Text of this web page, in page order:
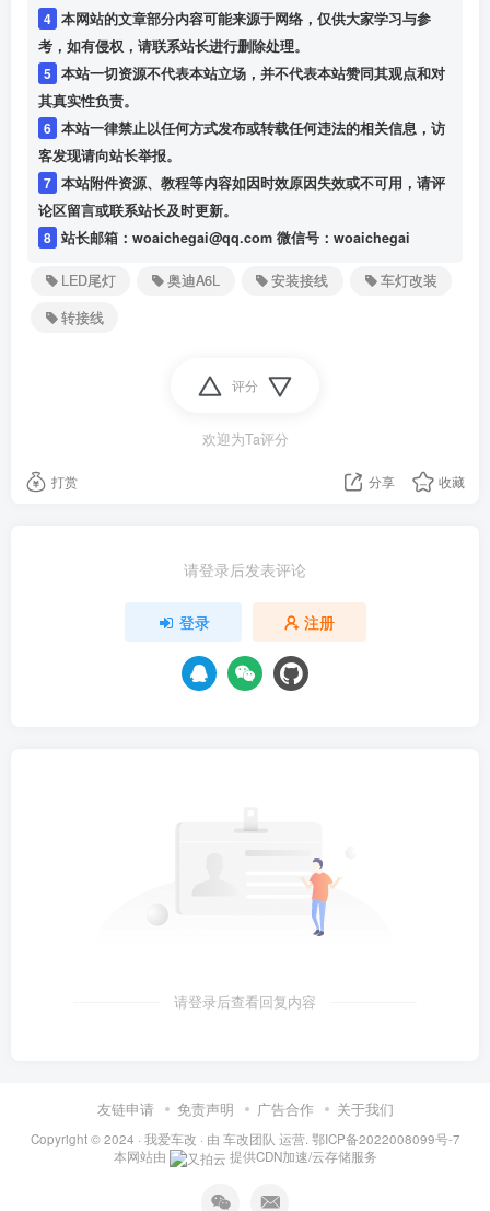
4 本网站的文章部分内容可能来源于网络，仅供大家学习与参
考，如有侵权，请联系站长进行删除处理。
5 本站一切资源不代表本站立场，并不代表本站赞同其观点和对
其真实性负责。
6 本站一律禁止以任何方式发布或转载任何违法的相关信息，访
客发现请向站长举报。
7 本站附件资源、教程等内容如因时效原因失效或不可用，请评
论区留言或联系站长及时更新。
8
站长邮箱：woaichegai@qq.com 微信号：woaichegai
LED尾灯 奥迪A6L 安装接线
车灯改装
转接线
评分
欢迎为Ta评分
打赏 分享 收藏
请登录后发表评论
登录 注册
请登录后查看回复内容
友链申请 免责声明 广告合作 关于我们
Copyright © 2024 · 我爱车改 · 由 车改团队 运营. 鄂ICP备2022008099号-7
本网站由
提供CDN加速/云存储服务